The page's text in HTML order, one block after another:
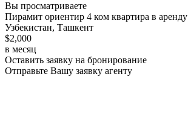
Вы просматриваете
Пирамит ориентир 4 ком квартира в аренду
Узбекистан, Ташкент
$2,000
в месяц
Оставить заявку на бронирование
Отправьте Вашу заявку агенту